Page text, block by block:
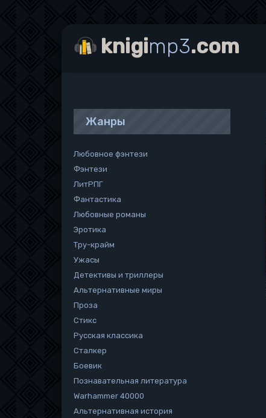
Жанры
Любовное фэнтези
Фэнтези
ЛитРПГ
Фантастика
Любовные романы
Эротика
Тру-крайм
Ужасы
Детективы и триллеры
Альтернативные миры
Проза
Стикс
Русская классика
Сталкер
Боевик
Познавательная литература
Warhammer 40000
Альтернативная история
knigimp3.com